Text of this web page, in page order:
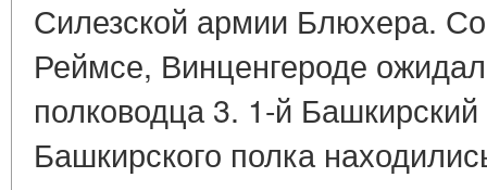
Силезской армии Блюхера.
Реймсе, Винценгероде
полководца 3. 1-й
Башкирского полка